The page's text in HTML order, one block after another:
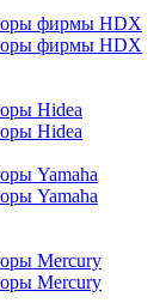
фирмы HDX
фирмы HDX
Hidea
Hidea
Yamaha
Yamaha
Mercury
Mercury